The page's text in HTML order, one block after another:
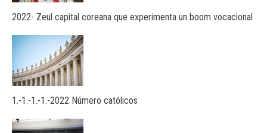
2022- Zeul capital coreana que experimenta un boom vocacional
1.-1.-1.-1.-2022 Número católicos